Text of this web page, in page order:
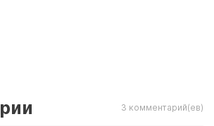
3 комментарий(ев)